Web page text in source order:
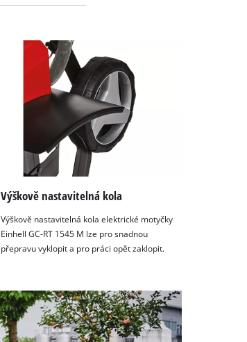
Výškově nastavitelná kola
Výškově nastavitelná kola elektrické motyčky
Einhell GC-RT 1545 M lze pro snadnou
přepravu vyklopit a pro práci opět zaklopit.